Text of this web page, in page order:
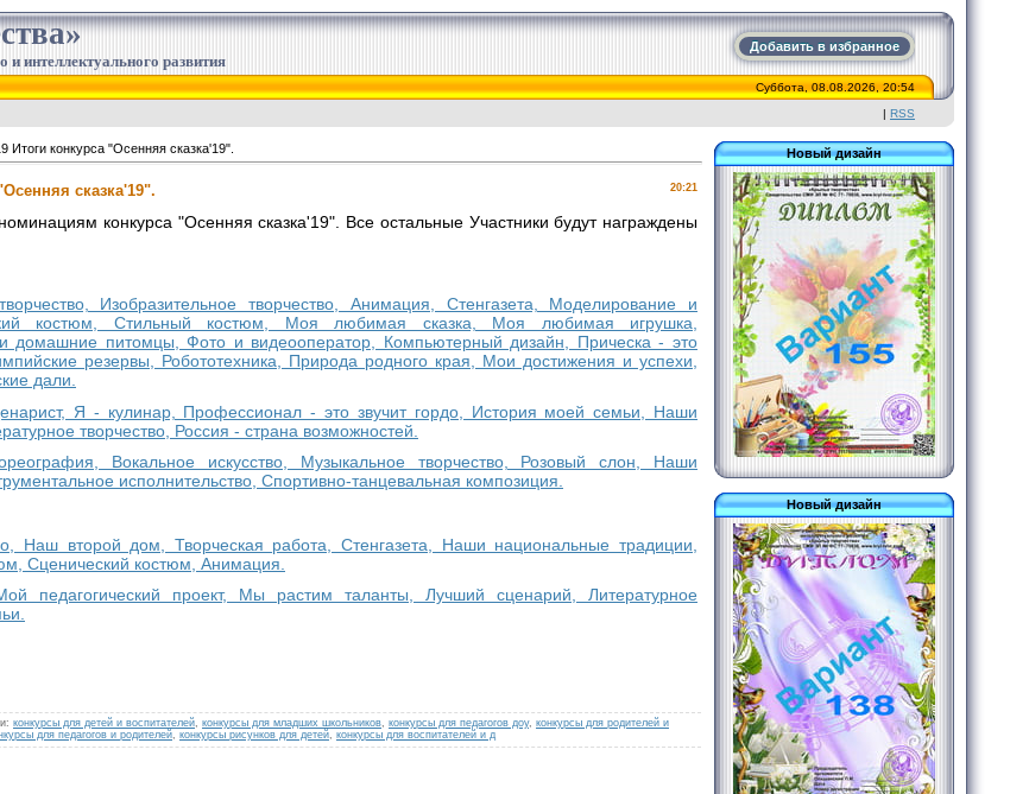
Добавить в избранное
и интеллектуального развития
Суббота, 08.08.2026, 20:54
| RSS
Итоги конкурса "Осенняя сказка'19".
20:21
сказка'19".
конкурса "Осенняя сказка'19". Все остальные Участники будут награждены
Изобразительное творчество, Анимация, Стенгазета, Моделирование и
костюм, Стильный костюм, Моя любимая сказка, Моя любимая игрушка,
питомцы, Фото и видеооператор, Компьютерный дизайн, Прическа - это
резервы, Робототехника, Природа родного края, Мои достижения и успехи,
дали.
Я - кулинар, Профессионал - это звучит гордо, История моей семьи, Наши
творчество, Россия - страна возможностей.
Вокальное искусство, Музыкальное творчество, Розовый слон, Наши
исполнительство, Спортивно-танцевальная композиция.
Наш второй дом, Творческая работа, Стенгазета, Наши национальные традиции,
Сценический костюм, Анимация.
педагогический проект, Мы растим таланты, Лучший сценарий, Литературное
: конкурсы для детей и воспитателей конкурсы для младших школьников конкурсы для педагогов доу, конкурсы для родителей и
для педагогов и родителей конкурсы рисунков для детей конкурсы для воспитателей и д
Новый дизайн
Новый дизайн